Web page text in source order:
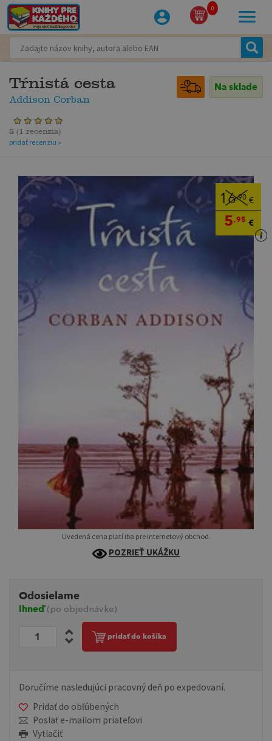
0
Tŕnistá cesta
Addison Corban
Na sklade
5 ( 1 recenzia)
pridať recenziu »
16,90 €
5,95 €
Uvedená cena platí iba pre internetový obchod.
POZRIEŤ UKÁŽKU
Odosielame
Ihneď(po objednávke)
pridať do košíka
Doručíme nasledujúci pracovný deň po expedovaní.
Pridať do obľúbených
Poslať e-mailom priateľovi
Vytlačiť